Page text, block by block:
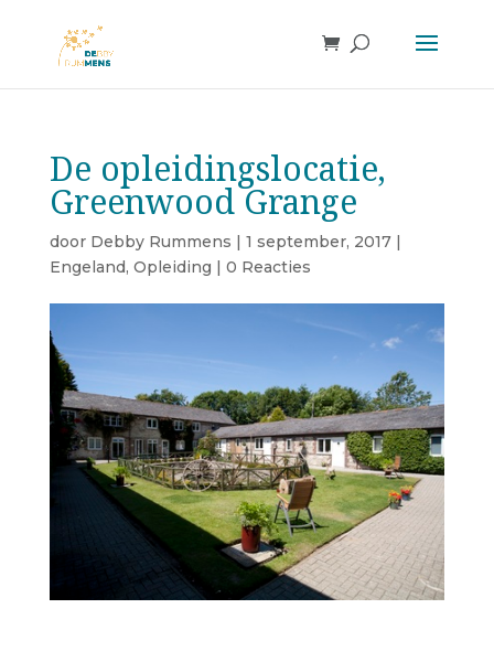
De opleidingslocatie,
Greenwood Grange
door Debby Rummens | 1 september, 2017|
Engeland, Opleiding | 0 Reacties